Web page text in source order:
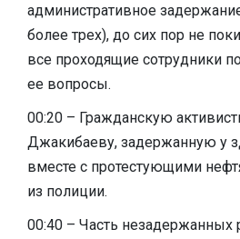
административное
более трех), до сих пор не
все проходящие сотрудники
ее вопросы.
00:20 – Гражданскую
Джакибаеву, задержанную у
вместе с протестующими
из полиции.
00:40 – Часть незадержанных